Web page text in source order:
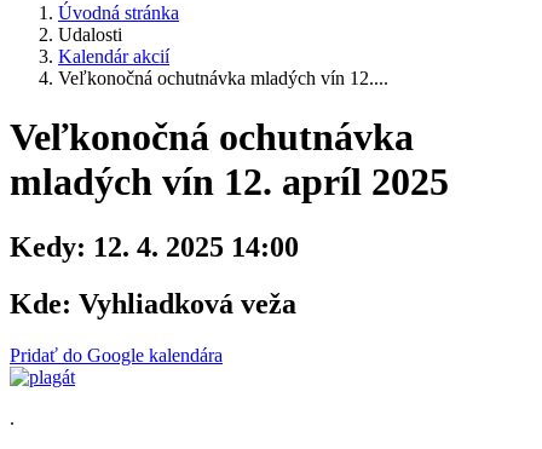
Úvodná stránka
Udalosti
Kalendár akcií
Veľkonočná ochutnávka mladých vín 12....
Veľkonočná ochutnávka
mladých vín 12. apríl 2025
Kedy: 12. 4. 2025 14:00
Kde: Vyhliadková veža
Pridať do Google kalendára
.